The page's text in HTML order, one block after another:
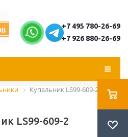
+7 495 780-26-69
+7 926 880-26-69
Купальник LS99-609-2
LS99-609-2